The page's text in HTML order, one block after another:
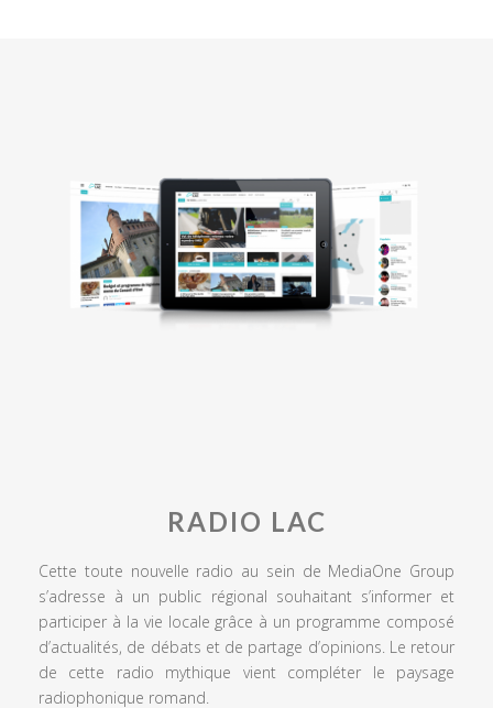
RADIO LAC
Cette toute nouvelle radio au sein de MediaOne Group
s’adresse à un public régional souhaitant s’informer et
participer à la vie locale grâce à un programme composé
d’actualités, de débats et de partage d’opinions. Le retour
de cette radio mythique vient compléter le paysage
radiophonique romand.